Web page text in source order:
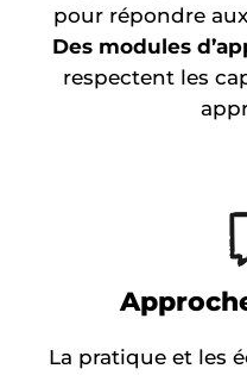
pour répondre
Des modules
respectent les
La pratique et les